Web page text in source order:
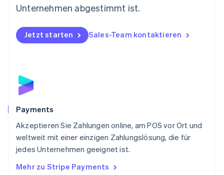
Unternehmen abgestimmt ist.
Jetzt starten Sales-Team kontaktieren
Payments
Akzeptieren Sie Zahlungen online, am POS vor Ort und
weltweit mit einer einzigen Zahlungslösung, die für
jedes Unternehmen geeignet ist.
Mehr zu Stripe Payments
Österreich
Polen
English
Portugal
Schweden
Schweiz
Singapur
English简体中文
Slowakei
Slowenien